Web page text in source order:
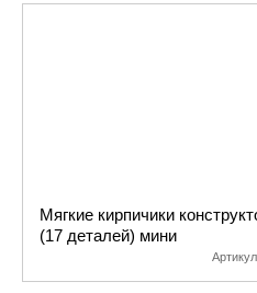
Мягкие кирпичики
(17 деталей) мини